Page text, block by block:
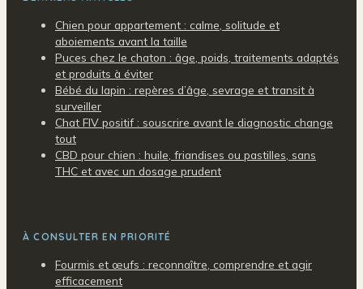
Chien pour appartement : calme, solitude et
aboiements avant la taille
Puces chez le chaton : âge, poids, traitements adaptés
et produits à éviter
Bébé du lapin : repères d’âge, sevrage et transit à
surveiller
Chat FIV positif : souscrire avant le diagnostic change
tout
CBD pour chien : huile, friandises ou pastilles, sans
THC et avec un dosage prudent
À CONSULTER EN PRIORITÉ
Fourmis et œufs : reconnaître, comprendre et agir
efficacement